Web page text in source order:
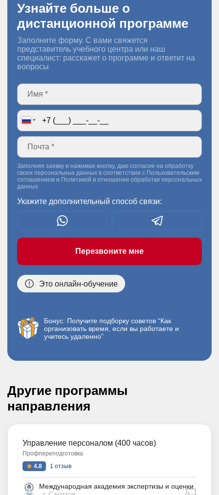
Узнайте больше о
дистанционной программе
Заполните форму. С вами свяжется
представитель учебного центра или наш
специалист: расскажет о программе и ответит на
вопросы
Бонус: Получите подборку советов “Как
организовать время, если вы работаете и
учитесь удаленно”
Заполняя заявку и нажимая кнопку, даю согласие на обработку
своих персональных данных в соответствии с Пользовательским
соглашением и Политикой в отношении обработки персональных
данных
Укажите дополнительный способ связи:
Перезвоните мне
Это онлайн-обучение
Другие программы
направления
Управление персоналом (400 часов)
Профпереподготовка
4.8
1 отзыв
Международная академия экспертизы и оценки